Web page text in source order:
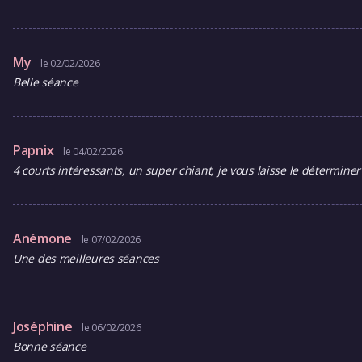
My le 02/02/2026
Belle séance
Papnix le 04/02/2026
4 courts intéressants, un super chiant, je vous laisse le
Anémone le 07/02/2026
Une des meilleures séances
Joséphine le 06/02/2026
Bonne séance